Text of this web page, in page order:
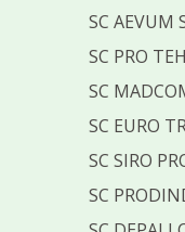
SC AEVUM
SC PRO
SC
SC EURO
SC SIRO
SC